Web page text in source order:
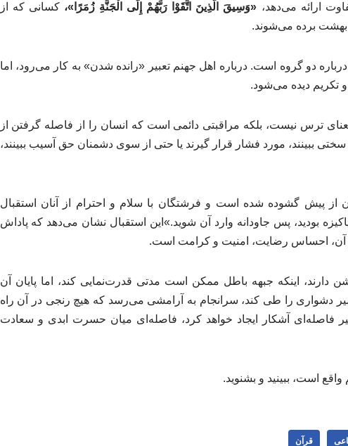
ارائه می‌دهد، «وَسِیقَ الَّذِینَ اتَّقَوْا رَبَّهُمْ إِلَی الْجَنَّةِ زُمَرًا»، کسانی که از
بهشت برده می‌شوند.
دو گروه است. درباره اهل جهنم تعبیر «رانده شدن» به کار می‌رود، اما
و تکریم دیده می‌شود.
ترس نیست، بلکه مراقبتی دائمی است که انسان را از فاصله گرفتن از
ببینند، مورد فشار قرار گیرند یا حتی از سوی دشمنان حق آسیب ببینند،
از پیش گشوده شده است و فرشتگان با سلام و احترام از آنان استقبال
بودید، پس جاودانه وارد آن شوید.»این استقبال نشان می‌دهد که پاداش
آن، احساس رضایت، امنیت و کرامت است.
دارند، اینکه جبهه باطل ممکن است مدتی قدرت‌نمایی کند، اما پایان آن
را طی کند، سرانجام به آرامشی می‌رسد که هیچ رنجی در آن راه
فاصله‌ای آشکار ایجاد خواهد کرد، فاصله‌ای میان حسرت ابدی و سعادت
قرآن